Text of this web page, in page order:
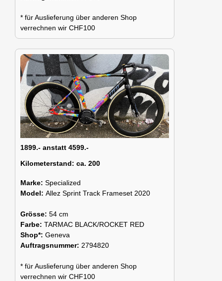
* für Auslieferung über anderen Shop
verrechnen wir CHF100
1899.- anstatt 4599.-
Kilometerstand: ca. 200
Marke: Specialized
Model: Allez Sprint Track Frameset 2020
Grösse: 54 cm
Farbe: TARMAC BLACK/ROCKET RED
Shop*: Geneva
Auftragsnummer: 2794820
* für Auslieferung über anderen Shop
verrechnen wir CHF100